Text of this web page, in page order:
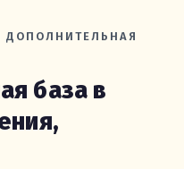
ДОПОЛНИТЕЛЬНАЯ
база в